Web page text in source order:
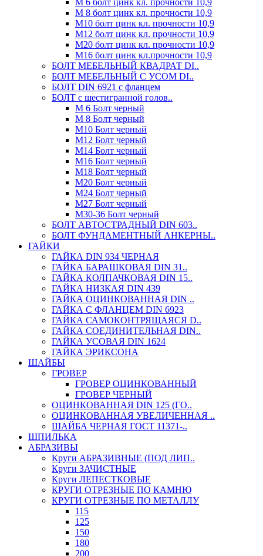
М 6 болт цинк кл. прочности 10,9
М 8 болт цинк кл. прочности 10,9
М10 болт цинк кл. прочности 10,9
М12 болт цинк кл. прочности 10,9
М20 болт цинк кл. прочности 10,9
М16 болт цинк кл.прочности 10,9
БОЛТ МЕБЕЛЬНЫЙ КВАДРАТ DI..
БОЛТ МЕБЕЛЬНЫЙ С УСОМ DI..
БОЛТ DIN 6921 c фланцем
БОЛТ с шестигранной голов..
М 6 Болт черный
М 8 Болт черный
М10 Болт черный
М12 Болт черный
М14 Болт черный
М16 Болт черный
М18 Болт черный
М20 Болт черный
М24 Болт черный
М27 Болт черный
М30-36 Болт черный
БОЛТ АВТОСТРАДНЫЙ DIN 603..
БОЛТ ФУНДАМЕНТНЫЙ АНКЕРНЫ..
ГАЙКИ
ГАЙКА DIN 934 ЧЕРНАЯ
ГАЙКА БАРАШКОВАЯ DIN 31..
ГАЙКА КОЛПАЧКОВАЯ DIN 15..
ГАЙКА НИЗКАЯ DIN 439
ГАЙКА ОЦИНКОВАННАЯ DIN ..
ГАЙКА С ФЛАНЦЕМ DIN 6923
ГАЙКА САМОКОНТРЯЩАЯСЯ D..
ГАЙКА СОЕДИНИТЕЛЬНАЯ DIN..
ГАЙКА УСОВАЯ DIN 1624
ГАЙКА ЭРИКСОНА
ШАЙБЫ
ГРОВЕР
ГРОВЕР ОЦИНКОВАННЫЙ
ГРОВЕР ЧЕРНЫЙ
ОЦИНКОВАННАЯ DIN 125 (ГО..
ОЦИНКОВАННАЯ УВЕЛИЧЕННАЯ ..
ШАЙБА ЧЕРНАЯ ГОСТ 11371-..
ШПИЛЬКА
АБРАЗИВЫ
Круги АБРАЗИВНЫЕ (ПОД ЛИП..
Круги ЗАЧИСТНЫЕ
Круги ЛЕПЕСТКОВЫЕ
КРУГИ ОТРЕЗНЫЕ ПО КАМНЮ
КРУГИ ОТРЕЗНЫЕ ПО МЕТАЛЛУ
115
125
150
180
200